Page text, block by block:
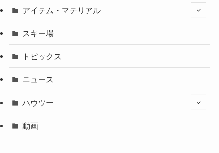
アイテム・マテリアル
スキー場
トピックス
ニュース
ハウツー
動画